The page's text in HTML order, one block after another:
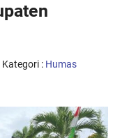
Kategori : Humas